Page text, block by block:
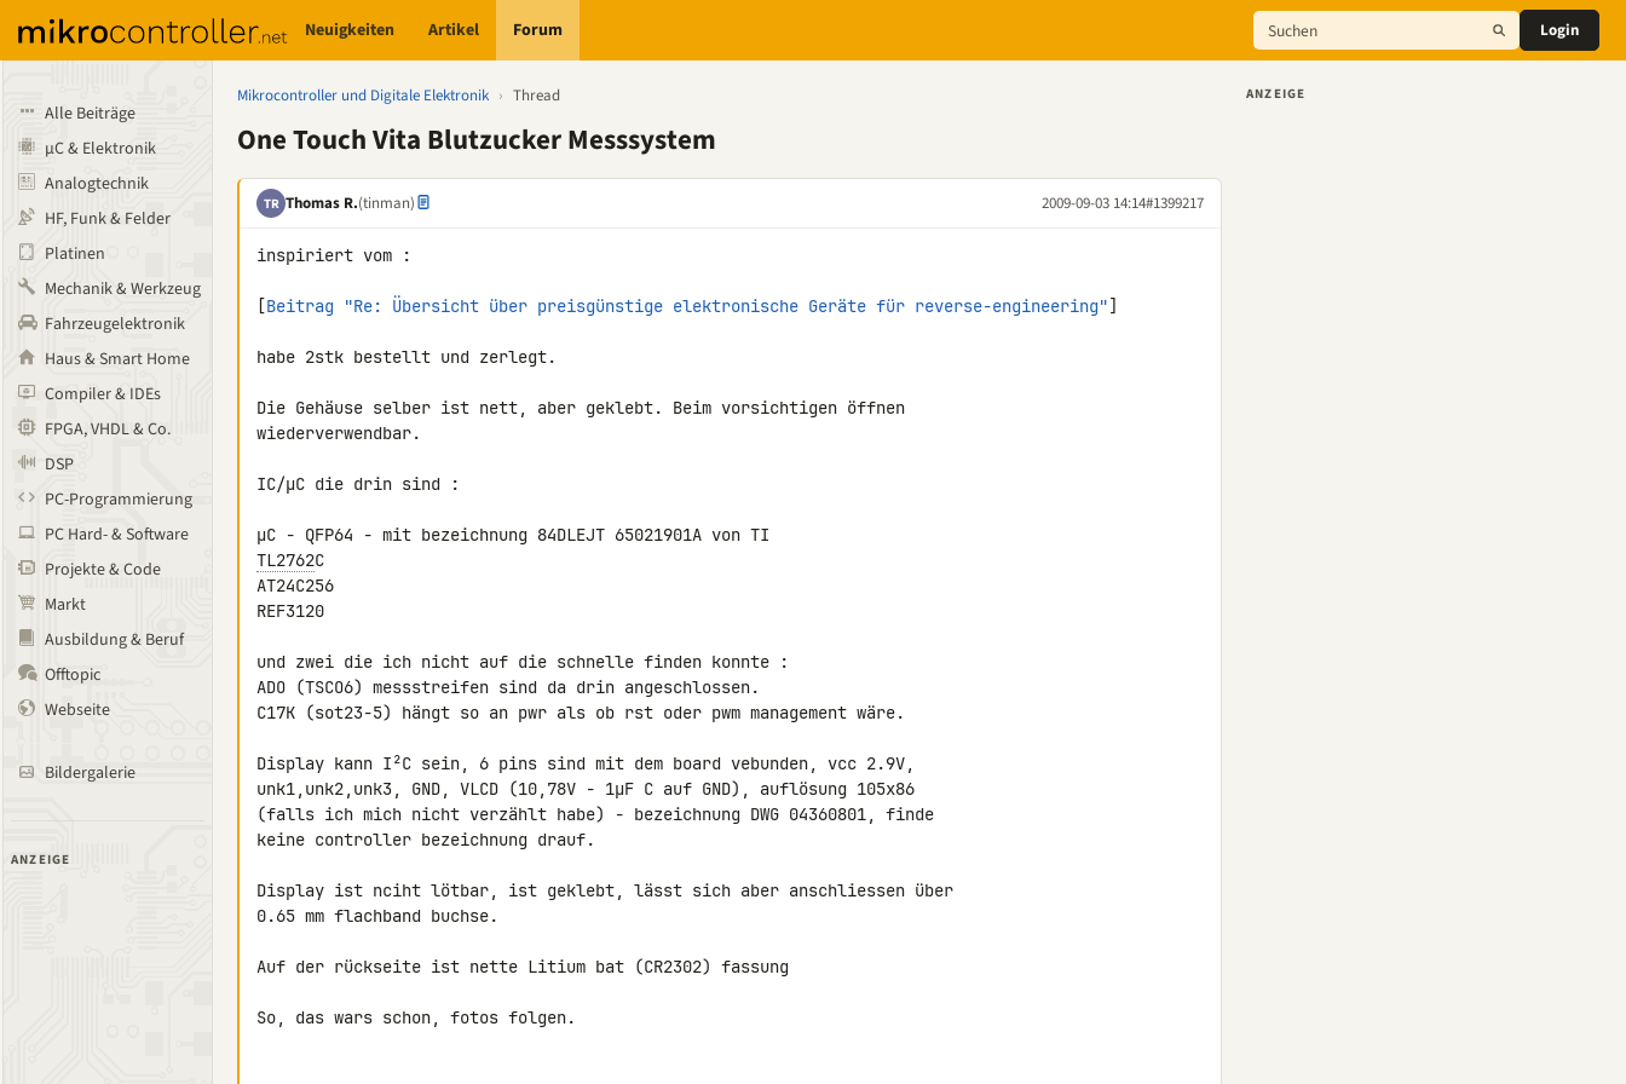
Neuigkeiten Artikel Forum Login
Alle Beiträge
µC & Elektronik
Analogtechnik
HF, Funk & Felder
Platinen
Mechanik & Werkzeug
Fahrzeugelektronik
Haus & Smart Home
Compiler & IDEs
FPGA, VHDL & Co.
DSP
PC-Programmierung
PC Hard- & Software
Projekte & Code
Markt
Ausbildung & Beruf
Offtopic
Webseite
Bildergalerie
ANZEIGE
Mikrocontroller und Digitale Elektronik › Thread
One Touch Vita Blutzucker Messsystem
TR Thomas R.(tinman) 2009-09-03 14:14#1399217
inspiriert vom :
[Beitrag "Re: Übersicht über preisgünstige elektronische Geräte für reverse-engineering"]
habe 2stk bestellt und zerlegt.
Die Gehäuse selber ist nett, aber geklebt. Beim vorsichtigen öffnen
wiederverwendbar.
IC/µC die drin sind :
TL2762C
AT24C256
REF3120
und zwei die ich nicht auf die schnelle finden konnte :
ADO (TSCO6) messstreifen sind da drin angeschlossen.
C17K (sot23-5) hängt so an pwr als ob rst oder pwm management wäre.
Display kann I²C sein, 6 pins sind mit dem board vebunden, vcc 2.9V,
unk1,unk2,unk3, GND, VLCD (10,78V - 1µF C auf GND), auflösung 105x86
(falls ich mich nicht verzählt habe) - bezeichnung DWG 04360801, finde
keine controller bezeichnung drauf.
Display ist nciht lötbar, ist geklebt, lässt sich aber anschliessen über
0.65 mm flachband buchse.
Auf der rückseite ist nette Litium bat (CR2302) fassung
So, das wars schon, fotos folgen.
ANZEIGE